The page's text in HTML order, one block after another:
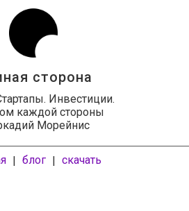
сторона
Инвестиции.
каждой стороны
Морейнис
| блог | скачать